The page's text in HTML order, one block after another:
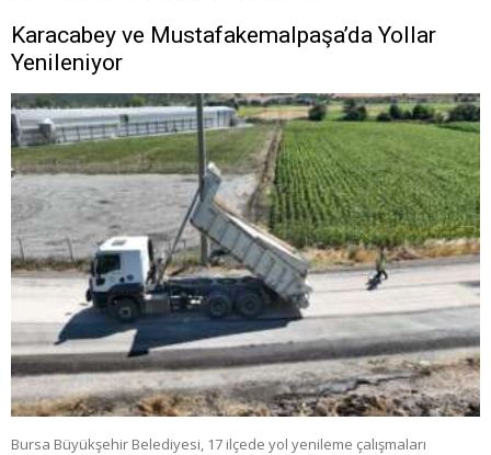
Karacabey ve Mustafakemalpaşa’da Yollar
Yenileniyor
Bursa Büyükşehir Belediyesi, 17 ilçede yol yenileme çalışmaları